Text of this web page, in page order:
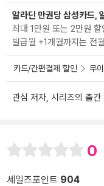
알라딘 만권당 삼성카드,
최대 1만원 또는 2만원
발급월 +1개월까지는 전
카드/간편결제 할인 무
관심 저자, 시리즈의 출
0
세일즈포인트 904